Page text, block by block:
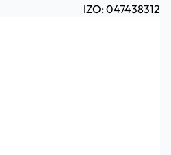
IZO: 047438312